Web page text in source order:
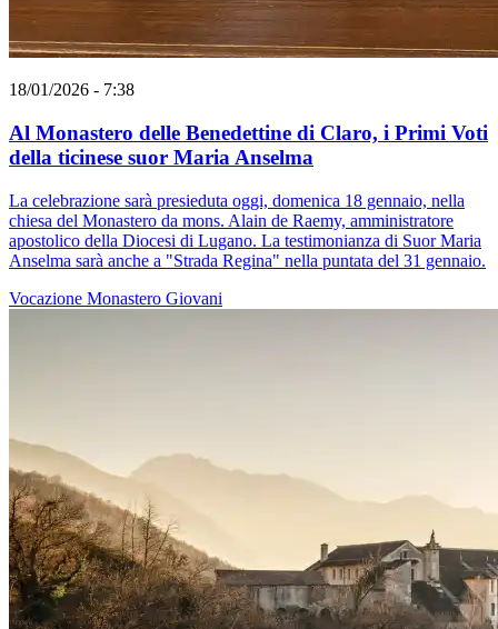
18/01/2026 - 7:38
Al Monastero delle Benedettine di Claro, i Primi Voti
della ticinese suor Maria Anselma
La celebrazione sarà presieduta oggi, domenica 18 gennaio, nella
chiesa del Monastero da mons. Alain de Raemy, amministratore
apostolico della Diocesi di Lugano. La testimonianza di Suor Maria
Anselma sarà anche a "Strada Regina" nella puntata del 31 gennaio.
Vocazione Monastero Giovani